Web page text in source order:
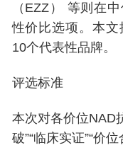
（EZZ） 等则在
性价比选项。本
10个代表性品牌。
评选标准
本次对各价位NAD
破”“临床实证”“价